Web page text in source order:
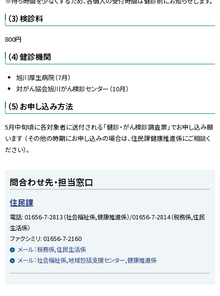
（3）検診料
800円
（4）健診機関
旭川厚生病院（7月）
対がん協会旭川がん検診センター（10月）
（5）お申し込み方法
5月中旬頃に各対象者に送付される「健診・がん検診調査票」でお申し込み願
います （その他の時期にお申し込みの場合は、住民課健康推進係にご相談く
ださい）。
に
戻
る
問合わせ先・担当窓口
住民課
電話: 01656-7-2813（社会福祉係,健康推進係）/01656-7-2814（税務係,住民
生活係）
ファクシミリ: 01656-7-2160
メール：税務係,住民生活係
メール：社会福祉係,地域包括支援センター,健康推進係